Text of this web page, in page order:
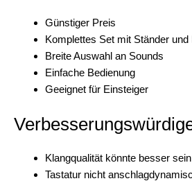
Günstiger Preis
Komplettes Set mit Ständer und
Breite Auswahl an Sounds
Einfache Bedienung
Geeignet für Einsteiger
Klangqualität könnte besser sein
Tastatur nicht